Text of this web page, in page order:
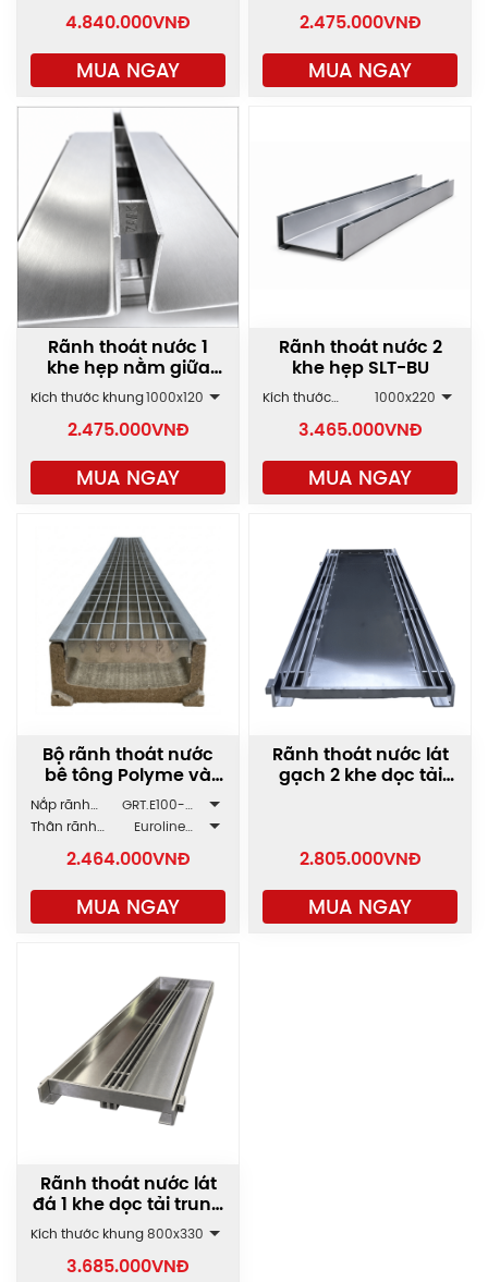
4.840.000VNĐ
MUA NGAY
2.475.000VNĐ
MUA NGAY
Rãnh thoát nước 1
khe hẹp nằm giữa
SLT-BT
Kích thước khung1000x120
2.475.000VNĐ
MUA NGAY
Rãnh thoát nước 2
khe hẹp SLT-BU
Kích thước
1000x220
3.465.000VNĐ
MUA NGAY
Bộ rãnh thoát nước
bê tông Polyme và
Inox GRT/SLT.E100
Nắp rãnh
ZAVAK
GRT.E100-
2AZ.118.1000
Thân rãnh
Euroline
2.464.000VNĐ
MUA NGAY
Rãnh thoát nước lát
gạch 2 khe dọc tải
2.805.000VNĐ
MUA NGAY
Rãnh thoát nước lát
đá 1 khe dọc tải trung
bình AAP1
Kích thước khung800x330
3.685.000VNĐ